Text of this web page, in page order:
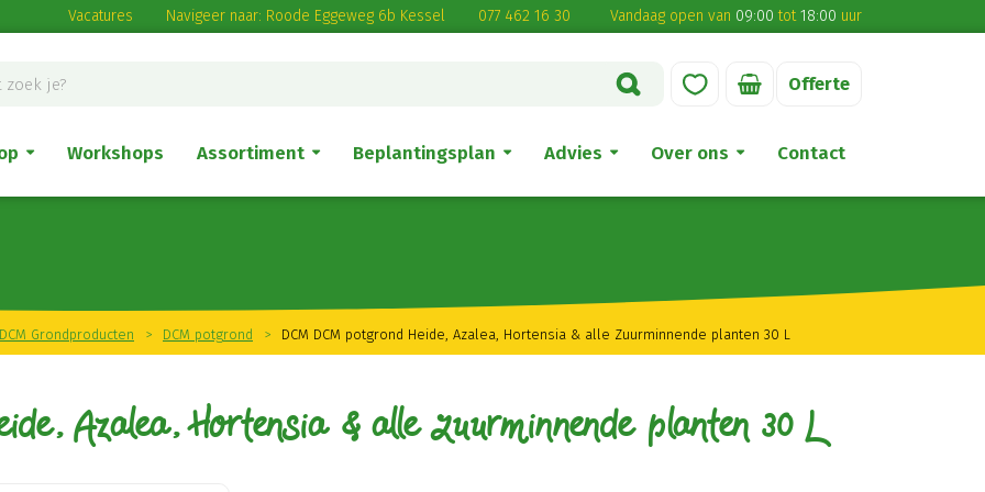
DCM Grondproducten > DCM potgrond > DCM DCM potgrond Heide, Azalea, Hortensia & alle Zuurminnende planten 30 L
Azalea, Hortensia & alle Zuurminnende planten 30 L
Vacatures Navigeer naar: Roode Eggeweg 6b Kessel 077 462 16 30 Vandaag open van 09:00 tot18:00 uur
Offerte
Workshops Assortiment Beplantingsplan Advies Over ons Contact